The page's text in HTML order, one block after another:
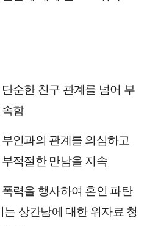
순한 친구 관계를 넘어 부
함
인과의 관계를 의심하고
적절한 만남을 지속
력을 행사하여 혼인 파탄
상간남에 대한 위자료 청